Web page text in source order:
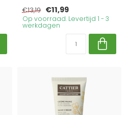
€13,19 €11,99
Op voorraad. Levertijd 1 - 3
werkdagen